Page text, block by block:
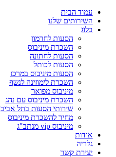
עמוד הבית
השירותים שלנו
בלוג
הסעות לחרמון
השכרת מיניבוס
הסעות לחתונה
הסעות לכותל
הסעות מיניבוס במרכז
השכרת לימוזינה לנשף
מיניבוס מפואר
השכרת מיניבוס עם נהג
שירותי הסעות בתל אביב
מחיר להשכרת מיניבוס
מיניבוס vip מנתב"ג
אודות
גלריה
יצירת קשר